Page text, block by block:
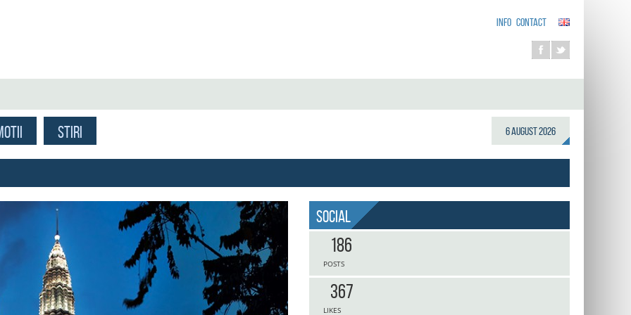
INFO CONTACT
STIRI 6 August 2026
Social
186
POSTS
367
LIKES